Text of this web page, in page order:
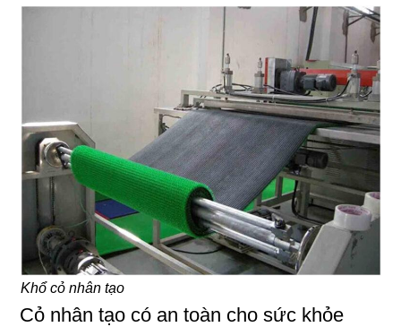
Khổ cỏ nhân tạo
Cỏ nhân tạo có an toàn cho sức khỏe